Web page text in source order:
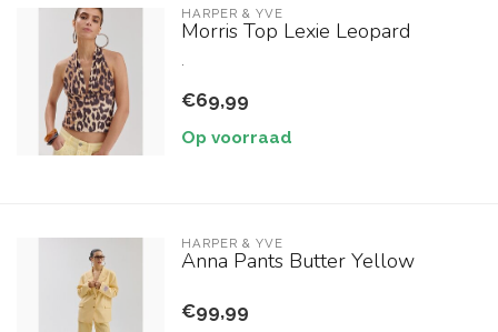
HARPER & YVE
Morris Top Lexie Leopard
€69,99
Op voorraad
HARPER & YVE
Anna Pants Butter Yellow
€99,99